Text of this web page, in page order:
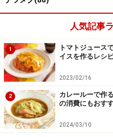
ラップの端は少しゆるめに
おさめます。
人気記事
1
トマトジュース
イスを作るレシ
2023/02/16
2
カレールーで作
の消費にもおす
2024/03/10